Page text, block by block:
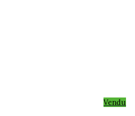
Vendu